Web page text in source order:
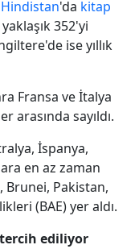
Hindistan'da kitap
352'yi
ise yıllık
Fransa ve İtalya
arasında sayıldı.
İspanya,
en az zaman
, Brunei, Pakistan,
(BAE) yer aldı.
ediliyor